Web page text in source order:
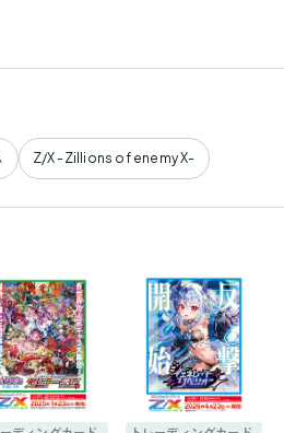
Z/X -Zillions of enemy X-